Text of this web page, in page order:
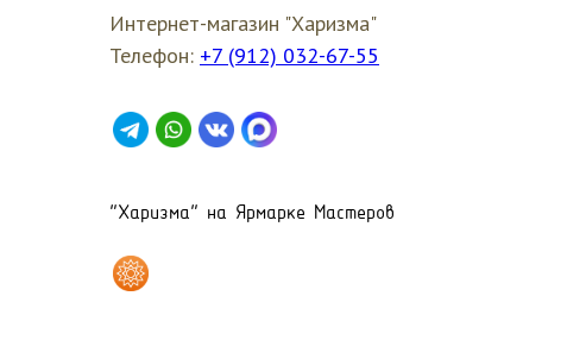
Интернет-магазин "Харизма"
Телефон: +7 (912) 032-67-55
"Харизма" на Ярмарке Мастеров